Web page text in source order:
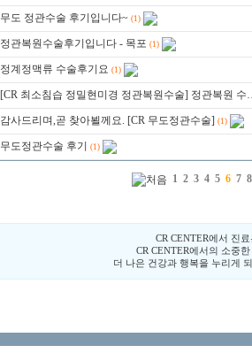
무도 정관수술 후기입니다~ (1)
정관복원수술후기입니다 - 목포 (1)
정계정맥류 수술후기요 (1)
[CR 최소침습 정밀현미경 정관복원수술] 정관복원
감사드리며,곧 찾아뵐께요. [CR 무도정관수술] (1)
무도정관수술 후기 (1)
1 2 3 4 5 6 7 8
CR CENTER에서 진
CR CENTER에서의 소중
더 나은 건강과 행복을 누리게